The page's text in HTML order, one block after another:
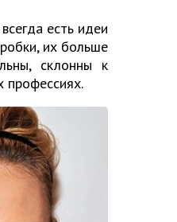
есть идеи
их больше
склонны к
профессиях.